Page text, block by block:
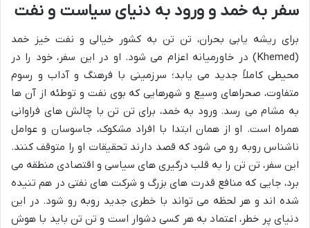
سفر به خمد و ورود به دنیای سیاست و نفت
برای ریشه یابی بحران، تن تن به کشور خیالی و نفت خیز خمد
(Khemed) در خاورمیانه اعزام می شود. او در این سفر، خود را در
محیطی کاملاً جدید می یابد؛ سرزمینی با فرهنگ و آداب و رسوم
متفاوت، صحراهای وسیع و شهرهایی که بوی نفت و توطئه از آن ها
به مشام می رسد. ورود به خمد، برای تن تن با چالش های فراوانی
همراه است. او از همان ابتدا با افراد مشکوک، جاسوسان و عوامل
ناشناس روبه رو می شود که قصد دارند تحقیقات او را متوقف کنند.
این سفر، تن تن را به قلب درگیری های سیاسی و اقتصادی منطقه می
برد، جایی که منافع قدرت های بزرگ و شرکت های نفتی در هم تنیده
شده اند و هر لحظه می تواند با خطری جدید روبه رو شود. در این
دنیای پر خطر، اعتماد به هر کسی دشوار است و تن تن باید با هوش